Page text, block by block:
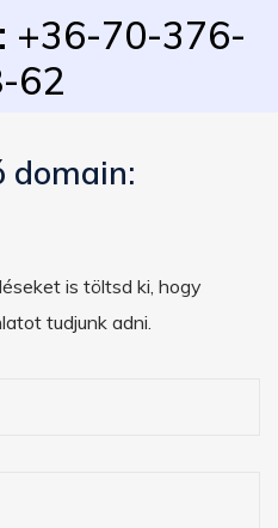
+36-70-376-
62
domain:
is töltsd ki, hogy
tudjunk adni.